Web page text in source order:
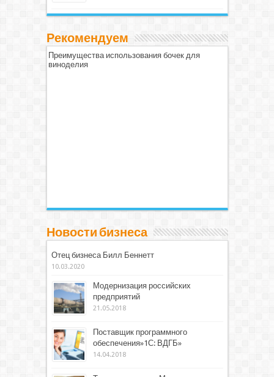
Рекомендуем
Преимущества использования бочек для
виноделия
Новости бизнеса
Отец бизнеса Билл Беннетт
10.03.2020
Модернизация российских
предприятий
21.05.2018
Поставщик программного
обеспечения»1С: ВДГБ»
14.04.2018